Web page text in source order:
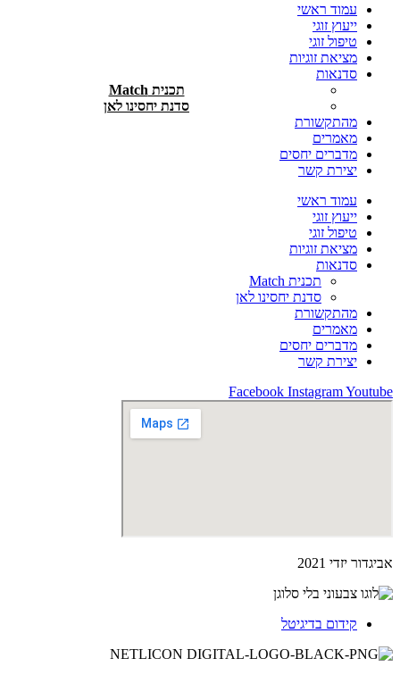
עמוד ראשי
ייעוץ זוגי
טיפול זוגי
מציאת זוגיות
סדנאות
תכנית Match
סדנת יחסינו לאן
מהתקשורת
מאמרים
מדברים יחסים
יצירת קשר
עמוד ראשי
ייעוץ זוגי
טיפול זוגי
מציאת זוגיות
סדנאות
תכנית Match
סדנת יחסינו לאן
מהתקשורת
מאמרים
מדברים יחסים
יצירת קשר
Facebook InstagramYoutube
אביגדור יזדי 2021
קידום בדיגיטל